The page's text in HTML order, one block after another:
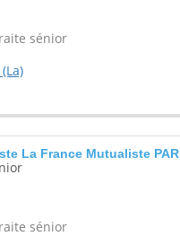
sénior
La France Mutualiste
sénior